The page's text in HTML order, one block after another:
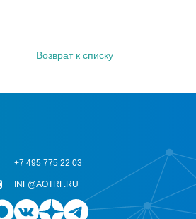
Возврат к списку
+7 495 775 22 03
INF@AOTRF.RU